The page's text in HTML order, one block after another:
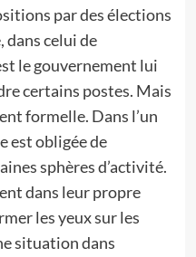
par des élections
celui de
le gouvernement lui
certains postes. Mais
formelle. Dans l’un
est obligée de
sphères d’activité.
dans leur propre
les yeux sur les
situation dans